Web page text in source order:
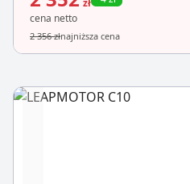
zł
cena netto
2 356 złnajniższa cena